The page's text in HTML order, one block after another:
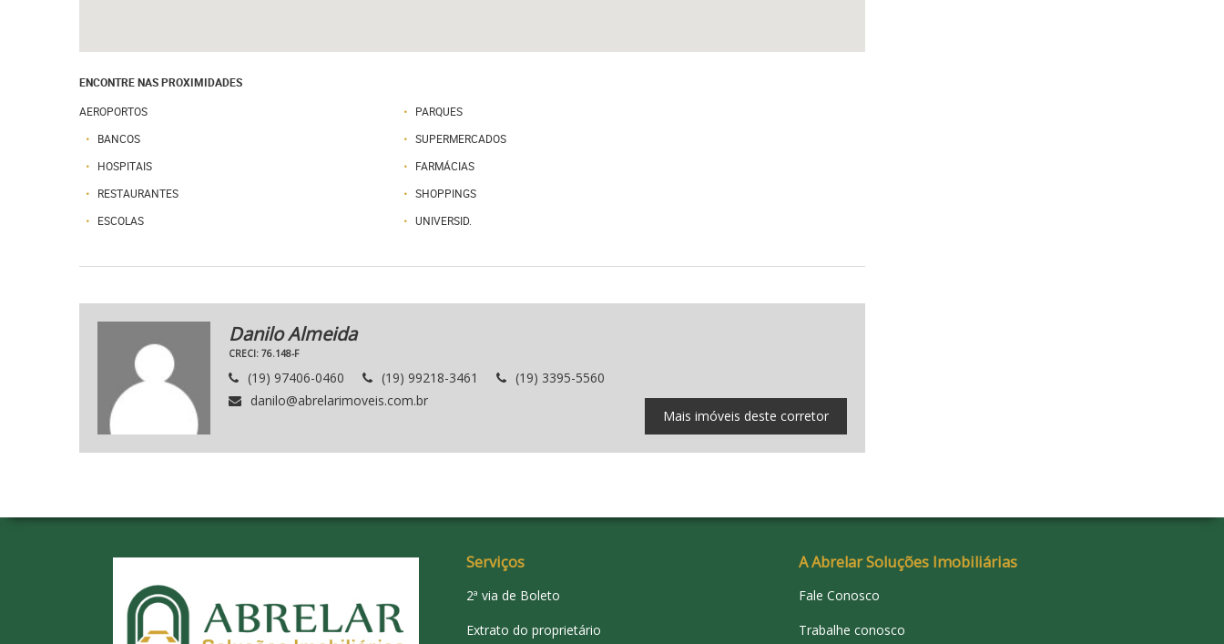
ENCONTRE NAS PROXIMIDADES
AEROPORTOS
PARQUES
BANCOS
SUPERMERCADOS
HOSPITAIS
FARMÁCIAS
RESTAURANTES
SHOPPINGS
ESCOLAS
UNIVERSID.
Danilo Almeida
CRECI: 76.148-F
(19) 97406-0460 (19) 99218-3461
(19) 3395-5560
danilo@abrelarimoveis.com.br
Mais imóveis deste corretor
Serviços
2ª via de Boleto
Extrato do proprietário
A Abrelar Soluções Imobiliárias
Fale Conosco
Trabalhe conosco